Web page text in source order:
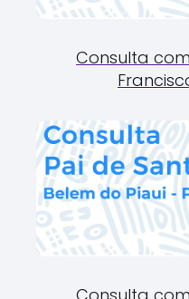
Consulta